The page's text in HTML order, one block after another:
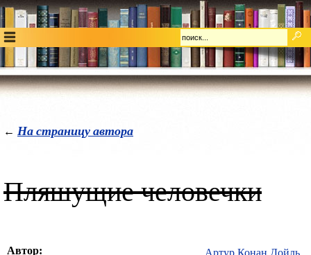
← На страницу автора
Пляшущие человечки
Автор: Артур Конан Дойль